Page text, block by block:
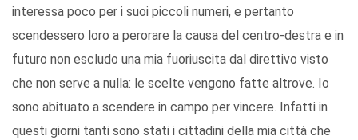
interessa poco per i suoi piccoli numeri, e pertanto
scendessero loro a perorare la causa del centro-destra e in
futuro non escludo una mia fuoriuscita dal direttivo visto
che non serve a nulla: le scelte vengono fatte altrove. Io
sono abituato a scendere in campo per vincere. Infatti in
questi giorni tanti sono stati i cittadini della mia città che